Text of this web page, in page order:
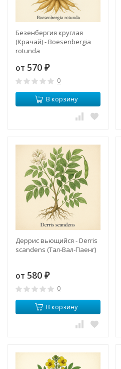
Безенбергия круглая
(Крачай) - Boesenbergia
rotunda
от 570 ₽
0
В корзину
Деррис вьющийся - Derris
scandens (Тал-Вал-Паенг)
от 580 ₽
0
В корзину